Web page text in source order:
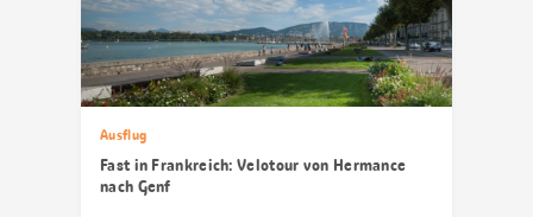
Ausflug
Fast in Frankreich: Velotour von Hermance
nach Genf